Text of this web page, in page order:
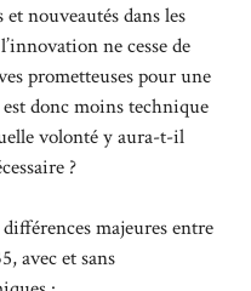
et nouveautésdans les
ne cesse de
prometteuses pour une
donc moins technique
volonté y aura-t-il
?
majeures entre
avec et sans